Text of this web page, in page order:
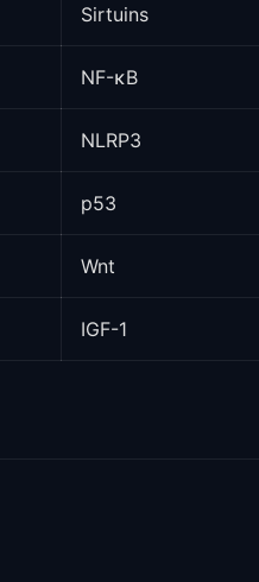
Sirtuins
NF-κB
NLRP3
p53
Wnt
IGF-1